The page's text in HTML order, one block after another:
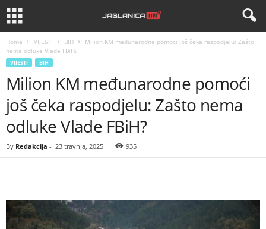
Home VIJESTI BIH
Milion KM međunarodne pomoći još čeka raspodjelu: Zašto
nema odluke Vlade FBiH?
VIJESTI BIH
Milion KM međunarodne pomoći
još čeka raspodjelu: Zašto nema
odluke Vlade FBiH?
By Redakcija - 23 travnja, 2025 935